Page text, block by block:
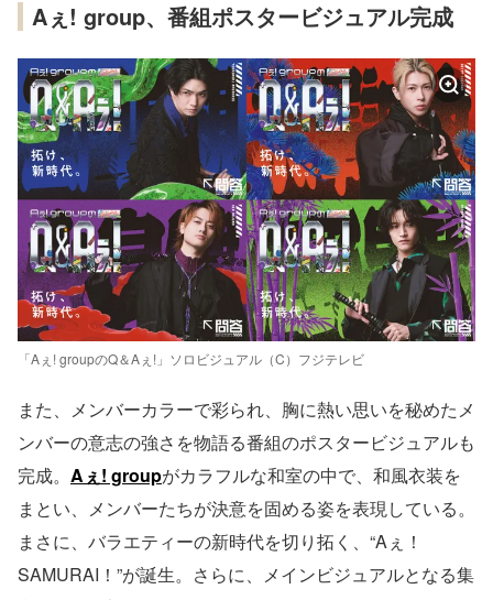
Aぇ! group、番組ポスタービジュアル完成
「Aぇ! groupのQ＆Aぇ!」ソロビジュアル（C）フジテレビ
また、メンバーカラーで彩られ、胸に熱い思いを秘めたメ
ンバーの意志の強さを物語る番組のポスタービジュアルも
完成。 Aぇ! groupがカラフルな和室の中で、和風衣装を
まとい、メンバーたちが決意を固める姿を表現している。
まさに、バラエティーの新時代を切り拓く、“Aぇ！
SAMURAI！”が誕生。さらに、メインビジュアルとなる集